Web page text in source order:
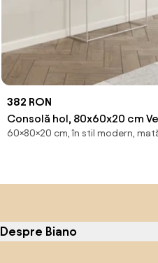
382 RON
Consolă hol, 80x60x20 cm
Furniture (Culoare: Negru /
60×80×20 cm, în stil modern,
Despre Biano